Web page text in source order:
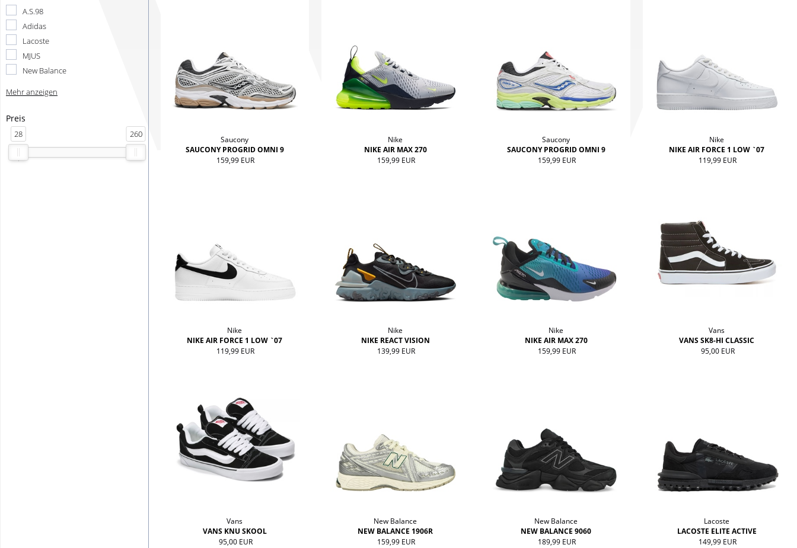
A.S.98
Adidas
Lacoste
MJUS
New Balance
Mehr anzeigen
Preis
28 260
'
Saucony
SAUCONY PROGRID OMNI 9
159,99 EUR
Nike
NIKE AIR MAX 270
159,99 EUR
Saucony
SAUCONY PROGRID OMNI 9
159,99 EUR
Nike
NIKE AIR FORCE 1 LOW `07
119,99 EUR
Nike
NIKE AIR FORCE 1 LOW `07
119,99 EUR
Nike
NIKE REACT VISION
139,99 EUR
Nike
NIKE AIR MAX 270
159,99 EUR
Vans
VANS SK8-HI CLASSIC
95,00 EUR
Vans
VANS KNU SKOOL
95,00 EUR
New Balance
NEW BALANCE 1906R
159,99 EUR
New Balance
NEW BALANCE 9060
189,99 EUR
Lacoste
LACOSTE ELITE ACTIVE
149,99 EUR